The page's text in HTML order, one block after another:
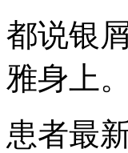
都说银
雅身上
患者最